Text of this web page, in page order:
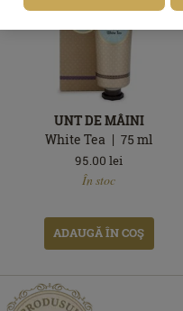
UNT DE MÂINI
White Tea
75ml
95.00 lei
În stoc
ADAUGĂ ÎN COŞ